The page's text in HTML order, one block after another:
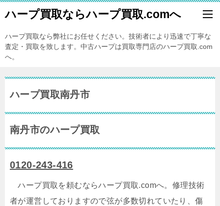
ハープ買取ならハープ買取.comへ
ハープ買取なら弊社にお任せください。技術者により迅速で丁寧な
査定・買取を致します。中古ハープは買取専門店のハープ買取.com
へ。
ハープ買取南丹市
南丹市のハープ買取
0120-243-416
ハープ買取を頼むならハープ買取.comへ。修理技術
者が運営しておりますので弦が多数切れていたり、傷